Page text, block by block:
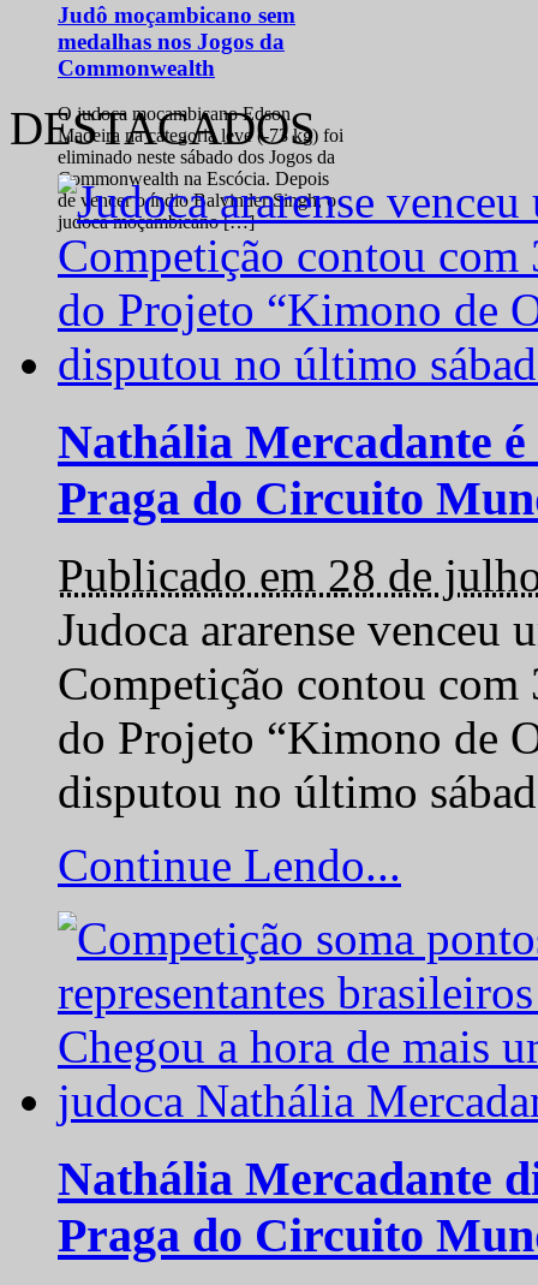
Judô moçambicano sem
medalhas nos Jogos da
Commonwealth
O judoca moçambicano Edson
Madeira na categoria leve (-73 kg) foi
eliminado neste sábado dos Jogos da
Commonwealth na Escócia. Depois
de vencer o índio Balvinder Singh, o
judoca moçambicano […]
DESTACADOS
Nathália Mercadante
Praga do Circuito
Publicado em 28 de
Judoca ararense venceu
Competição contou com
do Projeto “Kimono de
disputou no último
Continue Lendo...
Nathália Mercadante
Praga do Circuito